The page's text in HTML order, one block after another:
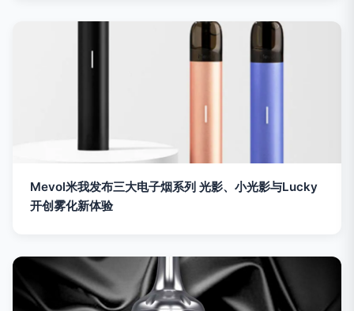
Mevol米我发布三大电子烟系列 光影、小光影与Lucky
开创雾化新体验